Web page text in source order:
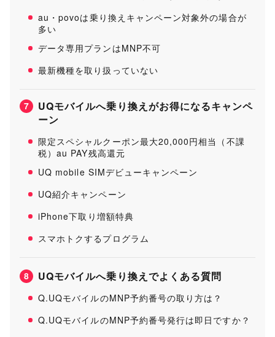
au・povoは乗り換えキャンペーン対象外の場合が
多い
データ専用プランはMNP不可
最新機種を取り扱っていない
7
UQモバイルへ乗り換えがお得になるキャンペ
ーン
限定スペシャルクーポン最大20,000円相当（不課
税）au PAY残高還元
UQ mobile SIMデビューキャンペーン
UQ紹介キャンペーン
iPhone下取り増額特典
スマホトクするプログラム
8 UQモバイルへ乗り換えでよくある質問
Q.UQモバイルのMNP予約番号の取り方は？
Q.UQモバイルのMNP予約番号発行は即日ですか？